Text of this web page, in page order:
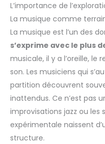
L’importance de
La musique comme
La musique est l’un des
s’exprime avec le plus
musicale, il y a l’oreille, le
son. Les musiciens qui
partition découvrent
inattendus. Ce n’est pas
improvisations jazz ou les
expérimentale naissent
structure.